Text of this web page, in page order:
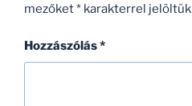
mezőket* karakterrel jelöltük
Hozzászólás*